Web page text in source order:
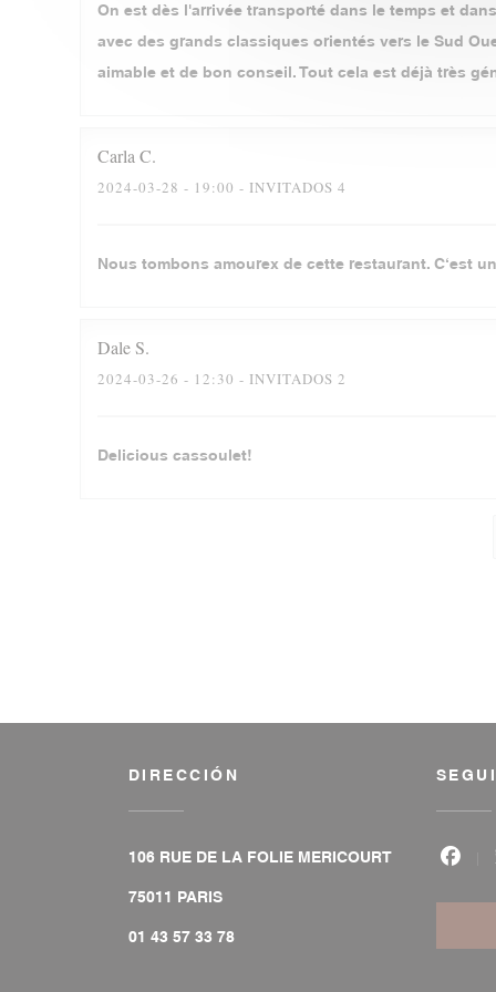
On est dès l'arrivée transporté dans le temps et
avec des grands classiques orientés vers le Sud
aimable et de bon conseil. Tout cela est déjà très
Carla C
2024-03-28 - 19:00 - INVITADOS 4
Nous tombons amourex de cette restaurant. C‘est
Dale S
2024-03-26 - 12:30 - INVITADOS 2
Delicious cassoulet!
DIRECCIÓN
106 RUE DE LA FOLIE MERICOURT
75011 PARIS((abre en una nueva ventana))
01 43 57 33 78